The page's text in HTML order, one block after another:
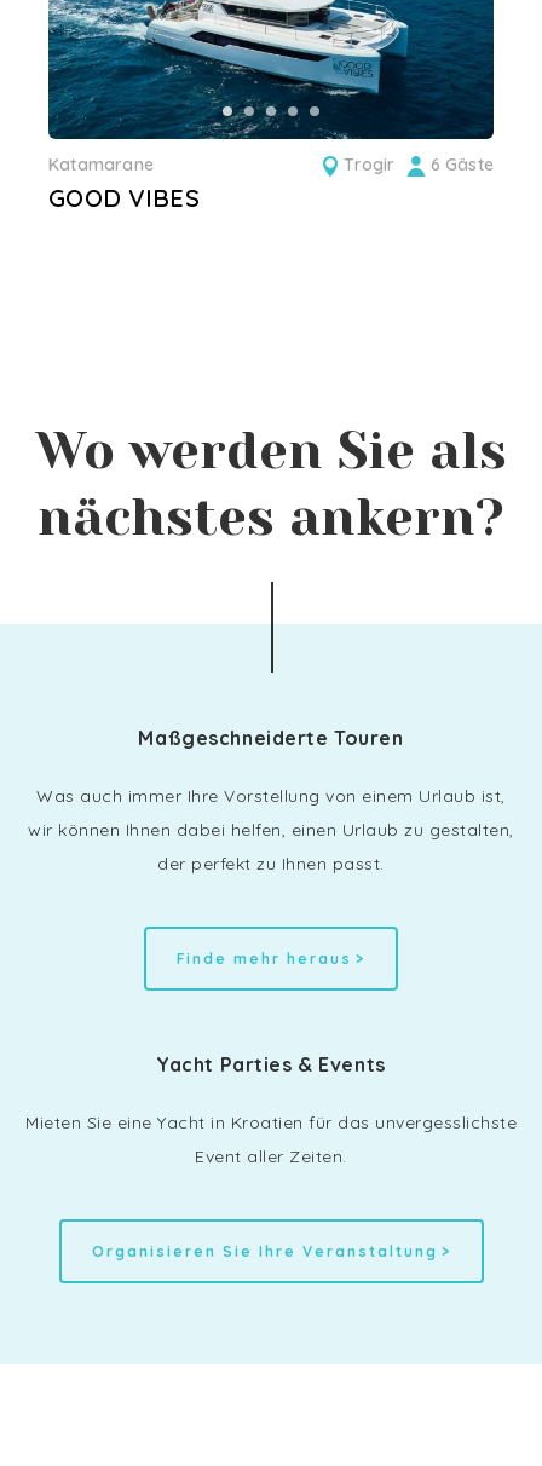
Katamarane 6 Gäste
Trogir
GOOD VIBES
Wo werden Sie als
nächstes ankern?
Maßgeschneiderte Touren
Was auch immer Ihre Vorstellung von einem Urlaub ist,
wir können Ihnen dabei helfen, einen Urlaub zu gestalten,
der perfekt zu Ihnen passt.
Finde mehr heraus
Yacht Parties & Events
Mieten Sie eine Yacht in Kroatien für das unvergesslichste
Event aller Zeiten.
Organisieren Sie Ihre Veranstaltung